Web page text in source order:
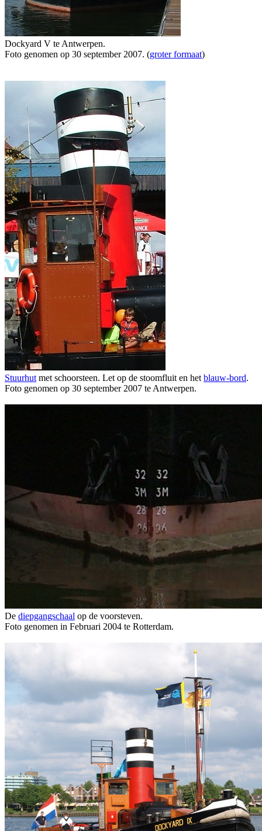
Dockyard V te Antwerpen.
Foto genomen op 30 september 2007. (groter formaat)
Stuurhut met schoorsteen. Let op de stoomfluit en het blauw-bord.
Foto genomen op 30 september 2007 te Antwerpen.
De diepgangschaal op de voorsteven.
Foto genomen in Februari 2004 te Rotterdam.